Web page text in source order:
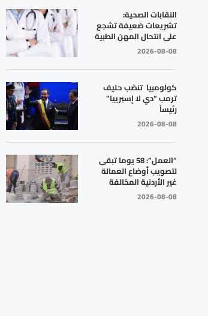
النقابات الصحية:
تشريعات ضعيفة تشجع
على انتحال المهن الطبية
2026-08-08
كولومبيا تنصّب حليف
ترمب “دي لا إسبرييا”
رئيساً
2026-08-08
“العمل”: 58 يوما تبقى
لتصويب أوضاع العمالة
غير الأردنية المخالفة
2026-08-08